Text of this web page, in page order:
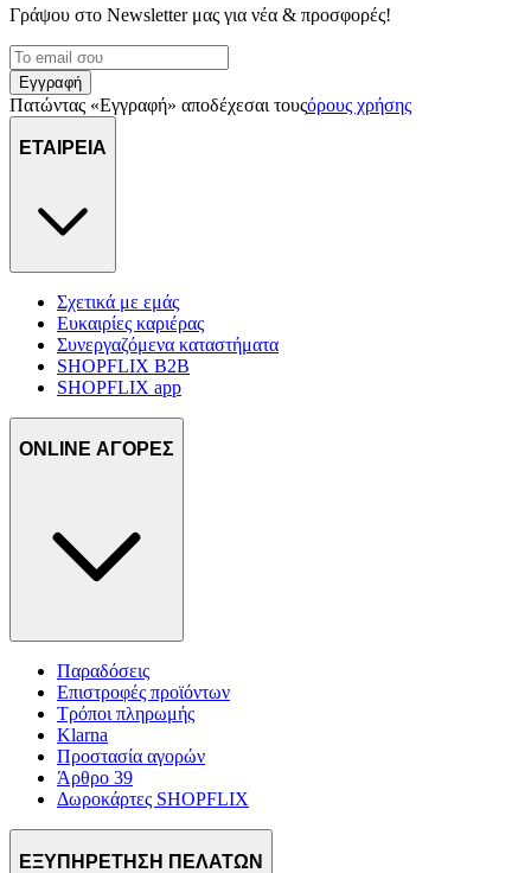
Γράψου στο Νewsletter μας για νέα & προσφορές!
Εγγραφή
Πατώντας «Εγγραφή» αποδέχεσαι τουςόρους χρήσης
ΕΤΑΙΡΕΙΑ
Σχετικά με εμάς
Ευκαιρίες καριέρας
Συνεργαζόμενα καταστήματα
SHOPFLIX B2B
SHOPFLIX app
ONLINE ΑΓΟΡΕΣ
Παραδόσεις
Επιστροφές προϊόντων
Τρόποι πληρωμής
Klarna
Προστασία αγορών
Άρθρο 39
Δωροκάρτες SHOPFLIX
ΕΞΥΠΗΡΕΤΗΣΗ ΠΕΛΑΤΩΝ